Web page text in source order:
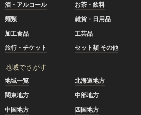
酒・アルコール
お茶・飲料
麺類
雑貨・日用品
加工食品
工芸品
旅行・チケット
セット類 その他
地域でさがす
地域一覧 北海道地方
関東地方
中部地方
中国地方
四国地方